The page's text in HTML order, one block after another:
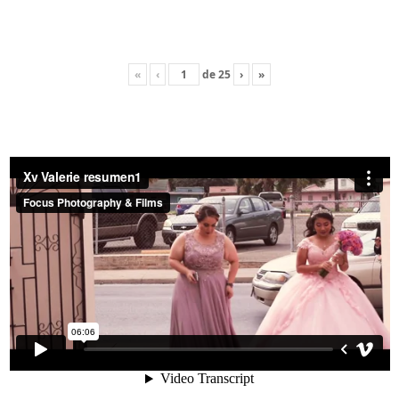
« ‹ de25 › »